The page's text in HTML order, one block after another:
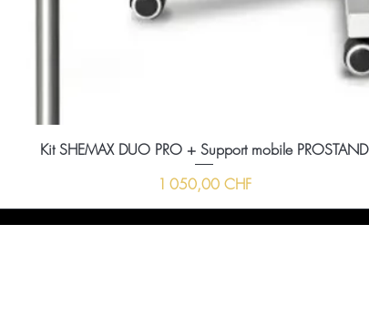
Kit SHEMAX DUO PRO + Support mobile PROSTAND
Prix
1 050,00 CHF